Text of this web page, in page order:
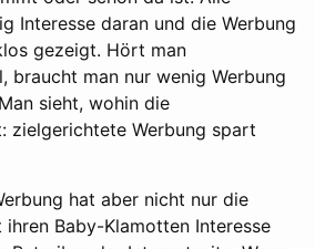
Interesse daran und die Werbung
gezeigt. Hört man
braucht man nur wenig Werbung
sieht, wohin die
zielgerichtete Werbung spart
hat aber nicht nur die
Baby-Klamotten Interesse